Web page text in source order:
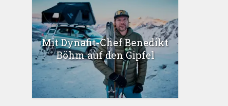
Mit Dynafit-Chef Benedikt
Böhm auf den Gipfel